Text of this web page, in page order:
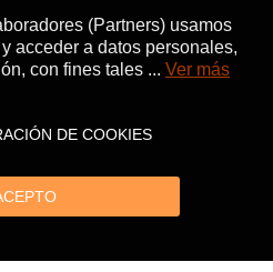
(Partners) usamos
acceder a datos personales,
con fines tales ... Ver más
DE COOKIES